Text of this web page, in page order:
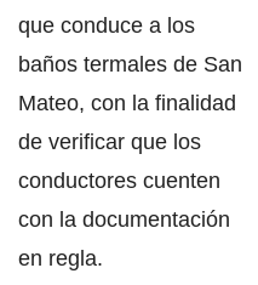
que conduce a los
baños termales de San
Mateo, con la finalidad
de verificar que los
conductores cuenten
con la documentación
en regla.